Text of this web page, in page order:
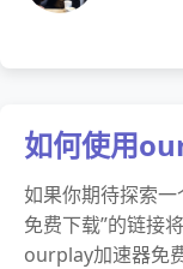
如何使用
如果你期待探索
免费下载”的链接
ourplay加速器免